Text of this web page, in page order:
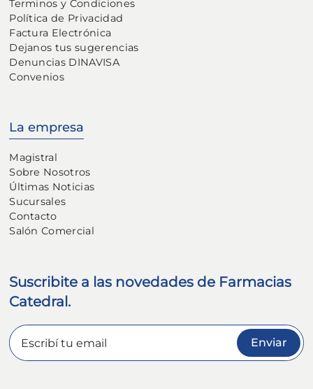
Terminos y Condiciones
Política de Privacidad
Factura Electrónica
Dejanos tus sugerencias
Denuncias DINAVISA
Convenios
La empresa
Magistral
Sobre Nosotros
Últimas Noticias
Sucursales
Contacto
Salón Comercial
Suscribite a las novedades de Farmacias
Catedral.
Enviar